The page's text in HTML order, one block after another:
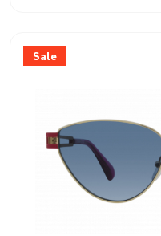
Sale